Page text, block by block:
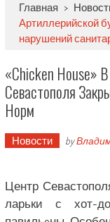
Главная >
Артиллерийской
нарушений
«Chicken House»
Севастополя
Норм
Новости by
Центр
ларьки с хот-